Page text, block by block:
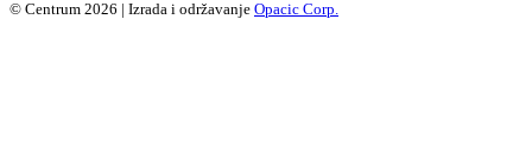
© Centrum 2026 | Izrada i održavanje Opacic Corp.